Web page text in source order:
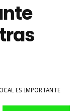
ES IMPORTANTE